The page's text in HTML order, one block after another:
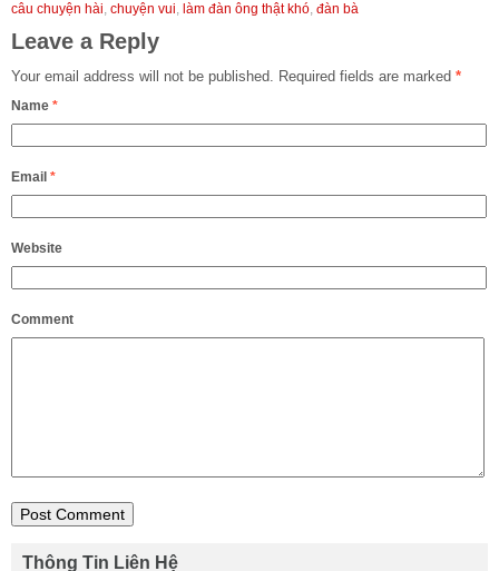
câu chuyện hài, chuyện vui, làm đàn ông thật khó, đàn bà
Leave a Reply
Your email address will not be published. Required fields are marked *
Name *
Email *
Website
Comment
Thông Tin Liên Hệ